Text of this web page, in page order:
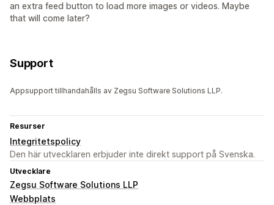
an extra feed button to load more images or videos. Maybe
that will come later?
Support
Appsupport tillhandahålls av Zegsu Software Solutions LLP.
Resurser
Integritetspolicy
Den här utvecklaren erbjuder inte direkt support på Svenska.
Utvecklare
Zegsu Software Solutions LLP
Webbplats